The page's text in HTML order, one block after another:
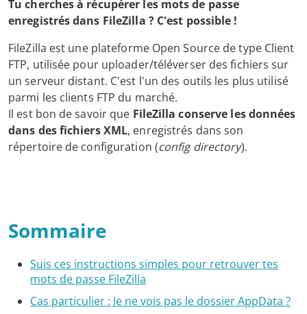
Tu cherches à récupérer les mots de passe
enregistrés dans FileZilla ? C'est possible !
FileZilla est une plateforme Open Source de type Client
FTP, utilisée pour uploader/téléverser des fichiers sur
un serveur distant. C'est l'un des outils les plus utilisé
parmi les clients FTP du marché.
Il est bon de savoir que FileZilla conserve les données
dans des fichiers XML, enregistrés dans son
répertoire de configuration (config directory).
Sommaire
Suis ces instructions simples pour retrouver tes
mots de passe FileZilla
Cas particulier : Je ne vois pas le dossier AppData ?